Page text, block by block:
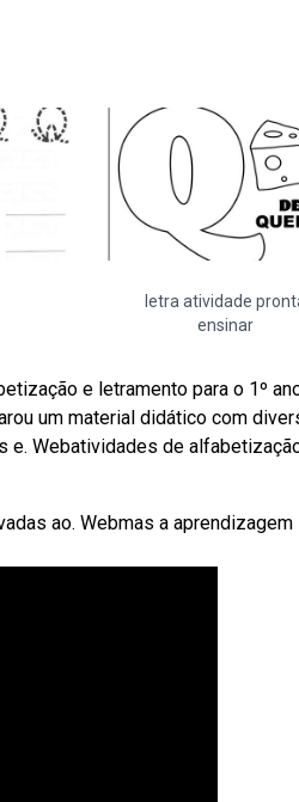
letra atividade
ensinar
e letramento para o 1º
um material didático com
e. Webatividades de
ao. Webmas a aprendizagem